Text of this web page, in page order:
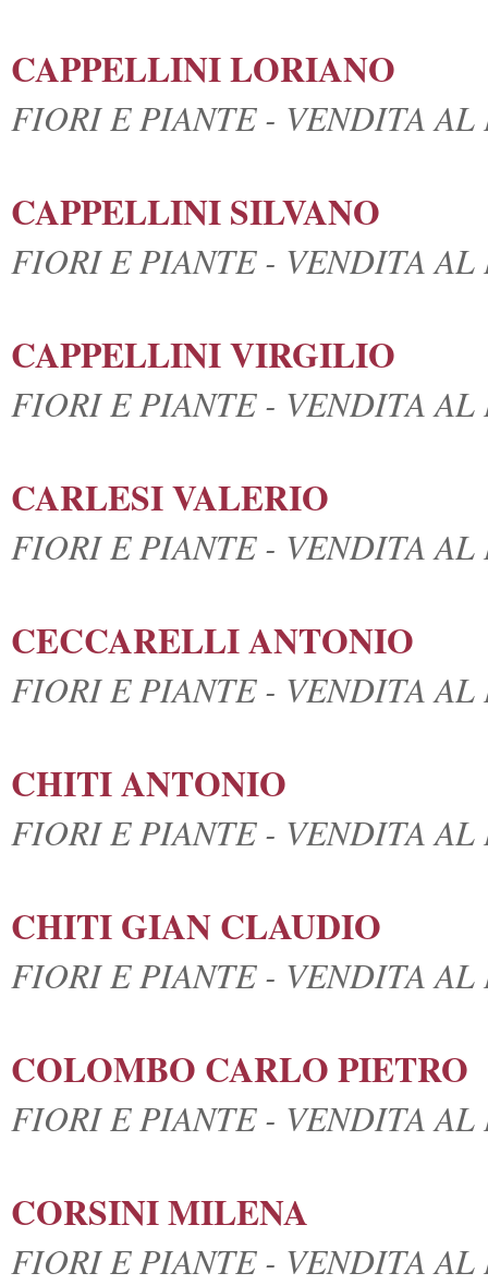
CAPPELLINI LORIANO
FIORI E PIANTE - VENDITA
CAPPELLINI SILVANO
FIORI E PIANTE - VENDITA
CAPPELLINI VIRGILIO
FIORI E PIANTE - VENDITA
CARLESI VALERIO
FIORI E PIANTE - VENDITA
CECCARELLI ANTONIO
FIORI E PIANTE - VENDITA
CHITI ANTONIO
FIORI E PIANTE - VENDITA
CHITI GIAN CLAUDIO
FIORI E PIANTE - VENDITA
COLOMBO CARLO PIETRO
FIORI E PIANTE - VENDITA
CORSINI MILENA
FIORI E PIANTE - VENDITA